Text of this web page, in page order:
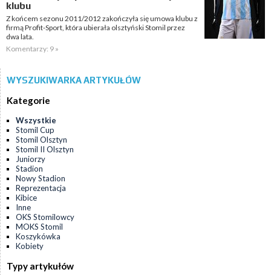
klubu
Z końcem sezonu 2011/2012 zakończyła się umowa klubu z
firmą Profit-Sport, która ubierała olsztyński Stomil przez
dwa lata.
Komentarzy: 9 »
WYSZUKIWARKA ARTYKUŁÓW
Kategorie
Wszystkie
Stomil Cup
Stomil Olsztyn
Stomil II Olsztyn
Juniorzy
Stadion
Nowy Stadion
Reprezentacja
Kibice
Inne
OKS Stomilowcy
MOKS Stomil
Koszykówka
Kobiety
Typy artykułów